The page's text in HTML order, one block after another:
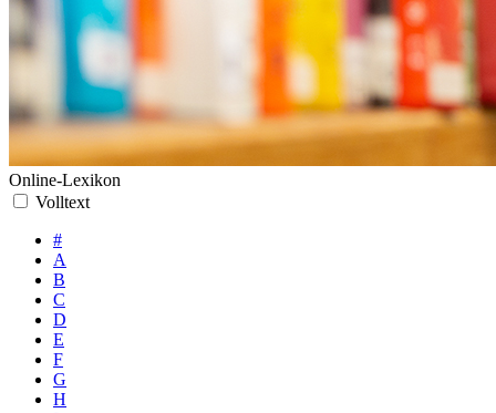
Online-Lexikon
Volltext
#
A
B
C
D
E
F
G
H